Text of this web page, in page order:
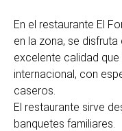
En el restaurante El
en la zona, se
excelente calidad
internacional, con
caseros.
El restaurante sirve
banquetes familiares.